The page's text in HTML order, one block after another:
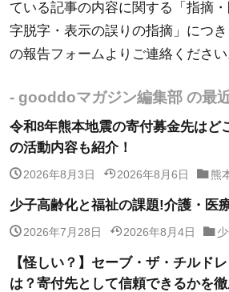
ている記事の内容に関する「指摘
字脱字・表示の誤りの指摘」につき
の報告フォームよりご連絡ください
- gooddoマガジン編集部 の最
令和8年熊本地震の寄付募金先はど
の活動内容も紹介！
2026年8月3日 2026年8月6日 熊
少子高齢化と福祉の課題!介護・医
2026年7月28日 2026年8月4日
【怪しい？】セーブ・ザ・チルド
は？寄付先として信頼できるかを